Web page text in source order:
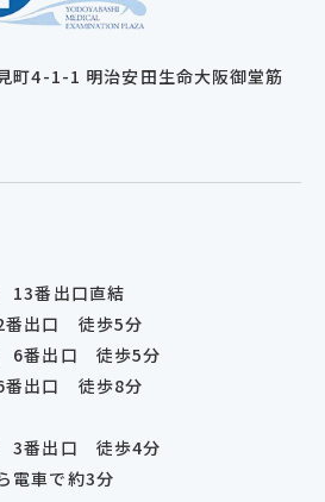
町4-1-1 明治安田生命大阪御堂筋
番出口直結
出口 徒歩5分
6番出口 徒歩5分
出口 徒歩8分
3番出口 徒歩4分
電車で約3分